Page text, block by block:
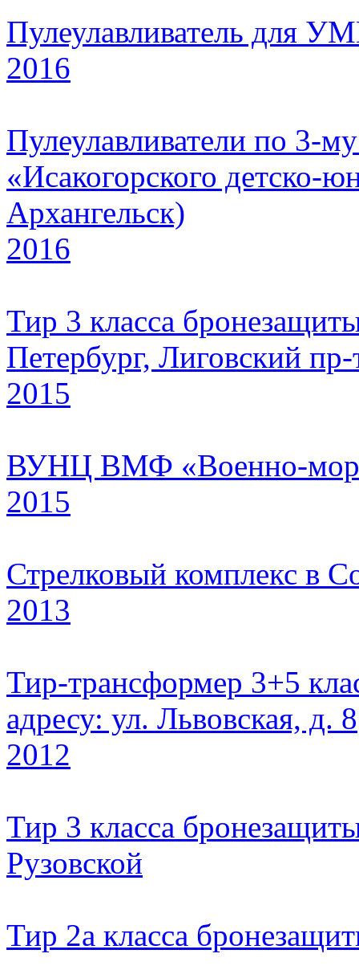
Пулеулавливатель для
2016
Пулеулавливатели по 3-
«Исакогорского детско-
Архангельск)
2016
Тир 3 класса
Петербург, Лиговский
2015
ВУНЦ ВМФ «Военно-
2015
Стрелковый комплекс в
2013
Тир-трансформер 3+5
адресу: ул. Львовская, д. 8
2012
Тир 3 класса
Рузовской
Тир 2а класса